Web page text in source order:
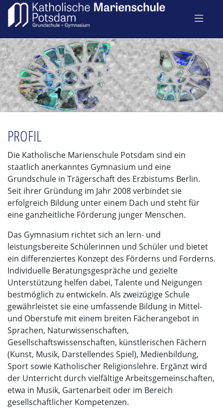
PROFIL
Die Katholische Marienschule Potsdam sind ein
staatlich anerkanntes Gymnasium und eine
Grundschule in Trägerschaft des Erzbistums Berlin.
Seit ihrer Gründung im Jahr 2008 verbindet sie
erfolgreich Bildung unter einem Dach und steht für
eine ganzheitliche Förderung junger Menschen.
Das Gymnasium richtet sich an lern- und
leistungsbereite Schülerinnen und Schüler und bietet
ein differenziertes Konzept des Förderns und Forderns.
Individuelle Beratungsgespräche und gezielte
Unterstützung helfen dabei, Talente und Neigungen
bestmöglich zu entwickeln. Als zweizügige Schule
gewährleistet sie eine umfassende Bildung in Mittel-
und Oberstufe mit einem breiten Fächerangebot in
Sprachen, Naturwissenschaften,
Gesellschaftswissenschaften, künstlerischen Fächern
(Kunst, Musik, Darstellendes Spiel), Medienbildung,
Sport sowie Katholischer Religionslehre. Ergänzt wird
der Unterricht durch vielfältige Arbeitsgemeinschaften,
etwa in Musik, Gartenarbeit oder im Bereich
gesellschaftlicher Kompetenzen.